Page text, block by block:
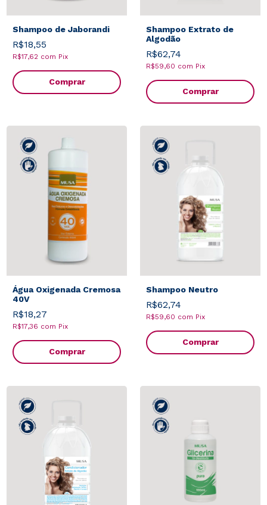
Shampoo de Jaborandi
R$18,55
R$17,62 com Pix
Comprar
Shampoo Extrato de
Algodão
R$62,74
R$59,60 com Pix
Comprar
Água Oxigenada Cremosa
40V
R$18,27
R$17,36 com Pix
Comprar
Shampoo Neutro
R$62,74
R$59,60 com Pix
Comprar